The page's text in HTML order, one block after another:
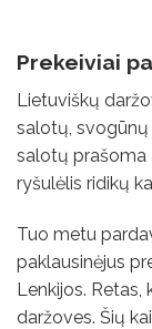
Prekeiviai
Lietuviškų
salotų, svogūnų
salotų prašoma
ryšulėlis ridikų
Tuo metu
paklausinėjus
Lenkijos. Retas,
daržoves. Šių